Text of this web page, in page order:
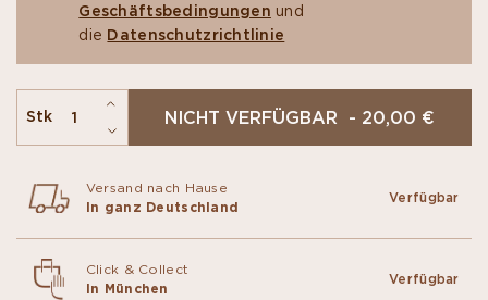
Geschäftsbedingungen und
die Datenschutzrichtlinie
Stk NICHT VERFÜGBAR - 20,00 €
Versand nach Hause
In ganz Deutschland
Verfügbar
Click & Collect
In München
Verfügbar